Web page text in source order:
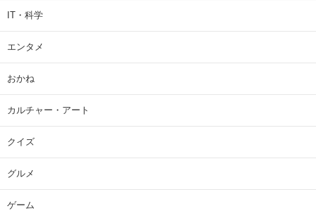
IT・科学
エンタメ
おかね
カルチャー・アート
クイズ
グルメ
ゲーム